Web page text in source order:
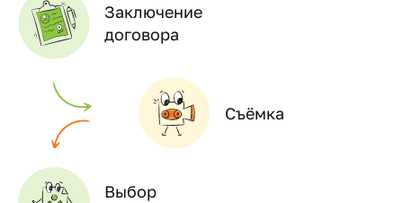
Заключение
договора
Съёмка
Выбор